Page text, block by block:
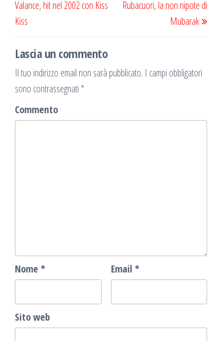
Valance, hit nel 2002 con Kiss
Kiss
Rubacuori, la non nipote di
Mubarak
Lascia un commento
Il tuo indirizzo email non sarà pubblicato. I campi obbligatori
sono contrassegnati *
Commento
Nome * Email *
Sito web